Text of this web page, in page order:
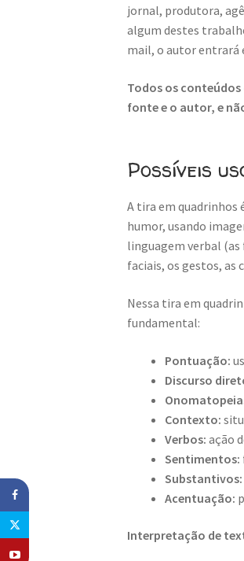
jornal, produtora,
algum destes
mail, o autor entrará
Todos os conteúdos
fonte e o autor, e
Possíveis
A tira em quadrinhos
humor, usando
linguagem verbal (as
faciais, os gestos, as
Nessa tira em
fundamental:
Pontuação:
Discurso
Contexto:
Verbos: ação
Sentimentos:
Substantivos:
Acentuação:
Interpretação de